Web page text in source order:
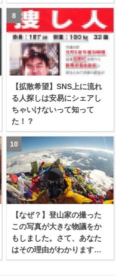
【拡散希望】SNS上に流れ
る人探しは安易にシェアし
ちゃいけないって知って
た！？
【なぜ？】登山家の撮った
この写真が大きな物議をか
もしました。さて、あなた
はその理由がわかります
か？